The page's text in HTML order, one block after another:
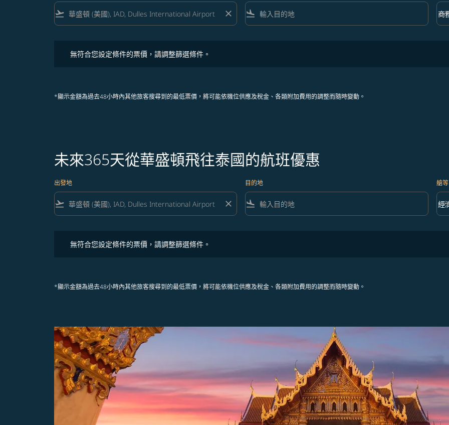
flight_takeoff close flight_land 艙
商
keyboard_arrow_down
無符合您設定條件的票價，請調整篩選條件。
*顯示金額為過去48小時內其他旅客搜尋到的最低票價，將可能依機位供應及稅金、各類附加費用的調整而隨時變動。
未來365天從華盛頓飛往泰國的航班優惠
出發地
flight_takeoff close
目的地
flight_land
艙等
艙
經
keyboard_arrow_down
無符合您設定條件的票價，請調整篩選條件。
*顯示金額為過去48小時內其他旅客搜尋到的最低票價，將可能依機位供應及稅金、各類附加費用的調整而隨時變動。